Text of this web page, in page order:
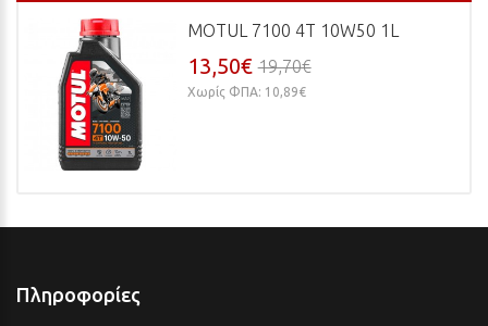
MOTUL 7100 4T 10W50 1L
13,50€ 19,70€
Χωρίς ΦΠΑ: 10,89€
Πληροφορίες